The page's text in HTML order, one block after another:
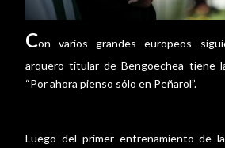
Con varios grandes europeos
arquero titular de Bengoechea tiene
“Por ahora pienso sólo en Peñarol”.
Luego del primer entrenamiento de